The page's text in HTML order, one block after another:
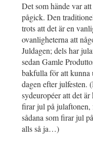
Det som hände var
pågick. Den
trots att det är en
ovanligheterna att
Juldagen; dels har
sedan Gamle
bakfulla för att kunna
dagen efter julfesten.
sydeuropéer att det
firar jul på julaftonen,
sådana som firar jul
alls så ja…)